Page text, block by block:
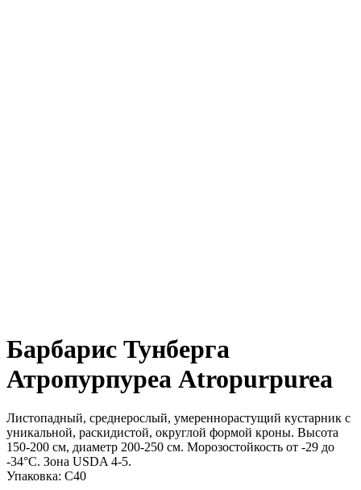
Барбарис Тунберга
Атропурпуреа Atropurpurea
Листопадный, среднерослый, умереннорастущий кустарник с
уникальной, раскидистой, округлой формой кроны. Высота
150-200 см, диаметр 200-250 см. Морозостойкость от -29 до
-34°C. Зона USDA 4-5.
Упаковка: С40